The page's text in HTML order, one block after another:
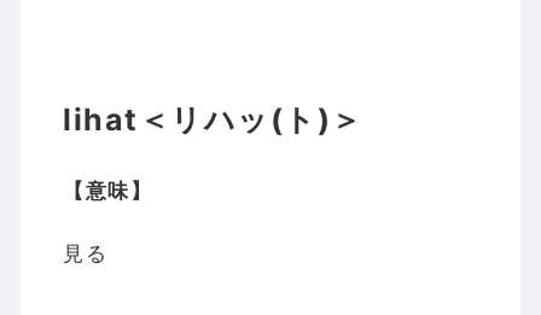
lihat＜リハッ(ト)＞
【意味】
見る